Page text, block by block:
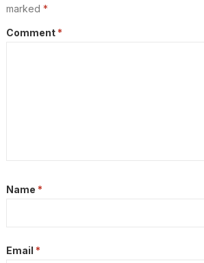
marked *
Comment *
Name *
Email *